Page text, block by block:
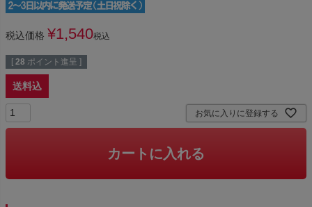
税込価格 ¥1,540税込
[ 28 ポイント進呈 ]
送料込
お気に入りに登録する
カートに入れる